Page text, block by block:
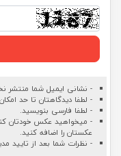
- نشانی ایمیل شما منتشر
- لطفا دیدگاهتان تا حد
- لطفا فارسی بنویسید.
- میخواهید عکس خودتان
عکستان را اضافه کنید.
- نظرات شما بعد از تایید